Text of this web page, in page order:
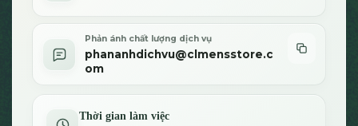
Phản ánh chất lượng dịch vụ
phananhdichvu@clmensstore.c
om
Thời gian làm việc